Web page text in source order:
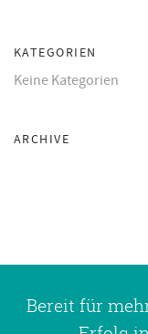
KATEGORIEN
Keine Kategorien
ARCHIVE
Bereit für